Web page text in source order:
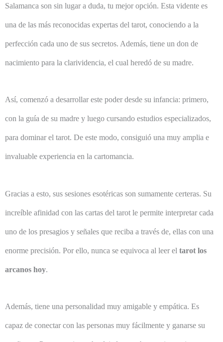
Salamanca son sin lugar a duda, tu mejor opción. Esta vidente es
una de las más reconocidas expertas del tarot, conociendo a la
perfección cada uno de sus secretos. Además, tiene un don de
nacimiento para la clarividencia, el cual heredó de su madre.
Así, comenzó a desarrollar este poder desde su infancia: primero,
con la guía de su madre y luego cursando estudios especializados,
para dominar el tarot. De este modo, consiguió una muy amplia e
invaluable experiencia en la cartomancia.
Gracias a esto, sus sesiones esotéricas son sumamente certeras. Su
increíble afinidad con las cartas del tarot le permite interpretar cada
uno de los presagios y señales que reciba a través de, ellas con una
enorme precisión. Por ello, nunca se equivoca al leer el tarot los
arcanos hoy.
Además, tiene una personalidad muy amigable y empática. Es
capaz de conectar con las personas muy fácilmente y ganarse su